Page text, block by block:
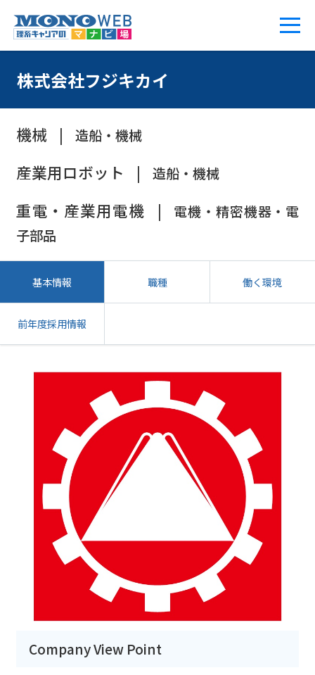
株式会社フジキカイ
機械 造船・機械
産業用ロボット 造船・機械
重電・産業用電機
電機・精密機器・電
子部品
基本情報 職種 働く環境
前年度採用情報
Company View Point